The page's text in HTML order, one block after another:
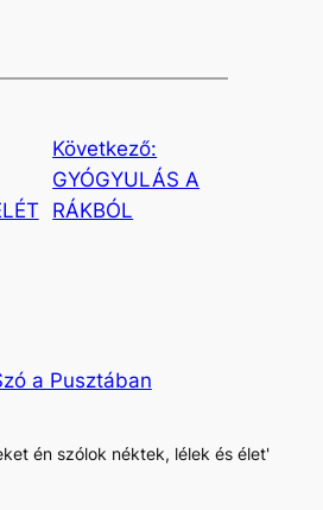
Következő:
GYÓGYULÁS A
RÁKBÓL
a Pusztában
én szólok néktek, lélek és élet'